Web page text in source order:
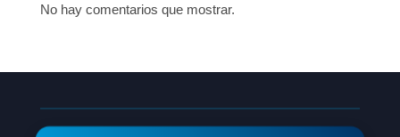
No hay comentarios que mostrar.